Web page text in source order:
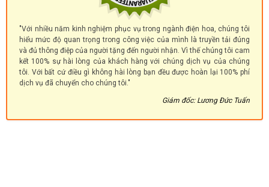
"Với nhiều năm kinh nghiệm phục vụ trong ngành điện hoa, chúng tôi
hiểu mức độ quan trọng trong công việc của mình là truyền tải đúng
và đủ thông điệp của người tặng đến người nhận. Vì thế chúng tôi cam
kết 100% sự hài lòng của khách hàng với chúng dịch vụ của chúng
tôi. Với bất cứ điều gì không hài lòng bạn đều được hoàn lại 100% phí
dịch vụ đã chuyển cho chúng tôi."
Giám đốc: Lương Đức Tuấn